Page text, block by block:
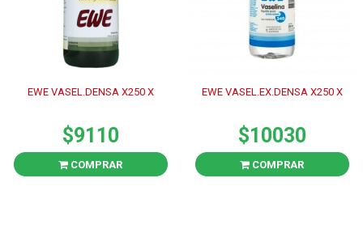
EWE VASEL.DENSA X250 X
$9110
COMPRAR
EWE VASEL.EX.DENSA X250 X
$10030
COMPRAR